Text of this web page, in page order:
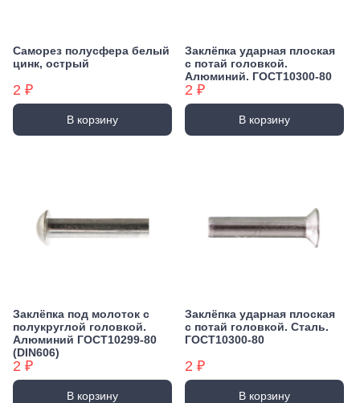
Саморез полусфера белый
цинк, острый
2 ₽
В корзину
Заклёпка ударная плоская
с потай головкой.
Алюминий. ГОСТ10300-80
2 ₽
В корзину
Заклёпка под молоток с
полукруглой головкой.
Алюминий ГОСТ10299-80
(DIN606)
2 ₽
В корзину
Заклёпка ударная плоская
с потай головкой. Сталь.
ГОСТ10300-80
2 ₽
В корзину